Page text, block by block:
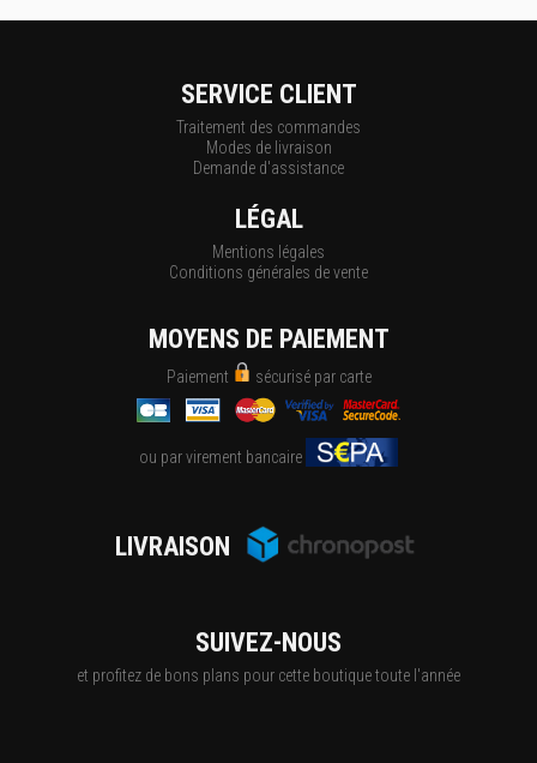
SERVICE CLIENT
Traitement des commandes
Modes de livraison
Demande d'assistance
LÉGAL
Mentions légales
Conditions générales de vente
MOYENS DE PAIEMENT
Paiement sécurisé par carte
ou par virement bancaire
LIVRAISON
SUIVEZ-NOUS
et profitez de bons plans pour cette boutique toute l'année